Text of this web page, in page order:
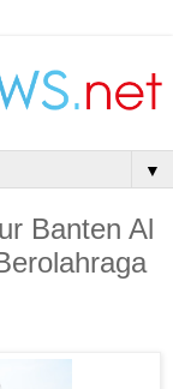
▼
Banten Al